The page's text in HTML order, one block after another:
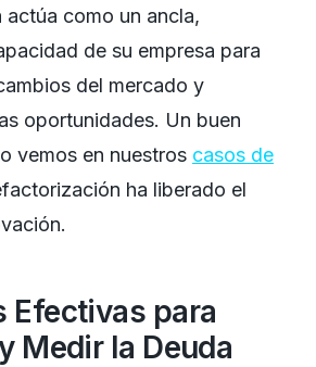
actúa como un ancla,
de su empresa para
del mercado y
oportunidades. Un buen
vemos en nuestros casos de
ha liberado el
Efectivas para
Medir la Deuda